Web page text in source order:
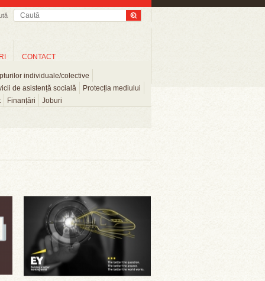
individuale/colective
de asistență socială
Protecția mediului
Finanțări Joburi
CONTACT